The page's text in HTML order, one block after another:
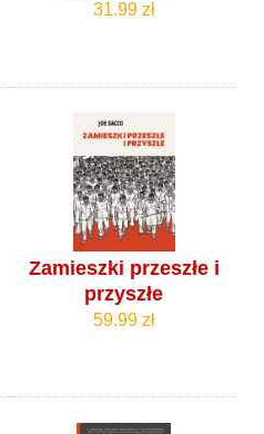
31.99 zł
Zamieszki przeszłe i
przyszłe
59.99 zł